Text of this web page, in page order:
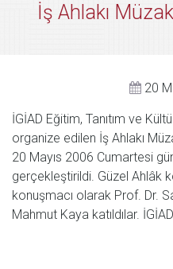
İş Ahlakı
20
İGİAD Eğitim, Tanıtım ve
organize edilen İş Ahlakı
20 Mayıs 2006 Cumartesi
gerçekleştirildi. Güzel Ahlâk
konuşmacı olarak Prof. Dr.
Mahmut Kaya katıldılar.